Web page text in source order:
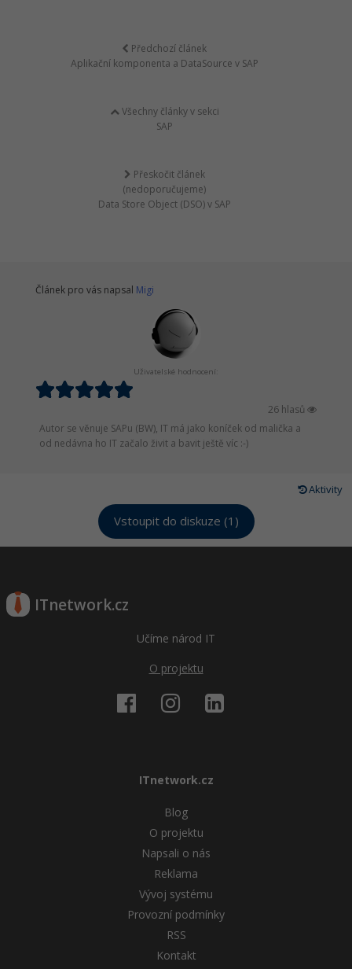
Předchozí článek
Aplikační komponenta a DataSource v SAP
Všechny články v sekci
SAP
Přeskočit článek
(nedoporučujeme)
Data Store Object (DSO) v SAP
Článek pro vás napsal Migi
Uživatelské hodnocení:
26 hlasů
Autor se věnuje SAPu (BW), IT má jako koníček od malička a
od nedávna ho IT začalo živit a bavit ještě víc :-)
Aktivity
Vstoupit do diskuze (1)
ITnetwork.cz
Učíme národ IT
O projektu
ITnetwork.cz
Blog
O projektu
Napsali o nás
Reklama
Vývoj systému
Provozní podmínky
RSS
Kontakt